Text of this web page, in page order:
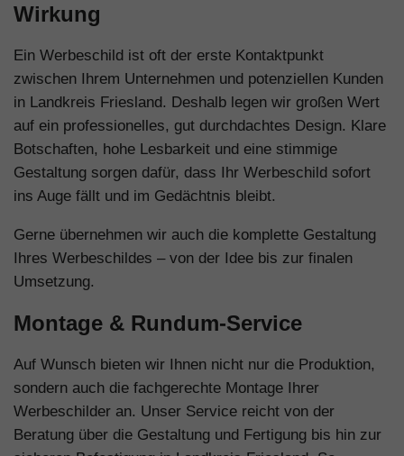
Wirkung
Ein Werbeschild ist oft der erste Kontaktpunkt
zwischen Ihrem Unternehmen und potenziellen Kunden
in Landkreis Friesland. Deshalb legen wir großen Wert
auf ein professionelles, gut durchdachtes Design. Klare
Botschaften, hohe Lesbarkeit und eine stimmige
Gestaltung sorgen dafür, dass Ihr Werbeschild sofort
ins Auge fällt und im Gedächtnis bleibt.
Gerne übernehmen wir auch die komplette Gestaltung
Ihres Werbeschildes – von der Idee bis zur finalen
Umsetzung.
Montage & Rundum-Service
Auf Wunsch bieten wir Ihnen nicht nur die Produktion,
sondern auch die fachgerechte Montage Ihrer
Werbeschilder an. Unser Service reicht von der
Beratung über die Gestaltung und Fertigung bis hin zur